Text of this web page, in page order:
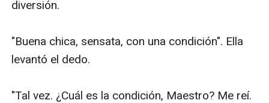
diversión.
"Buena chica, sensata, con una condición". Ella
levantó el dedo.
"Tal vez. ¿Cuál es la condición, Maestro? Me reí.